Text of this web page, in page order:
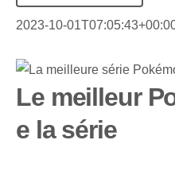
2023-10-
Le meilleur
e la série